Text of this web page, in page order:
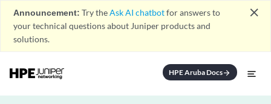
Announcement: Try theAsk AI chatbotfor answers to
your technical questions about Juniper products and
solutions.
close
HPE Aruba Docsarrow_forward